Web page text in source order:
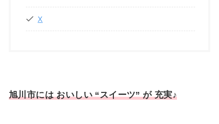
X
旭川市には おいしい“スイーツ” が 充実♪